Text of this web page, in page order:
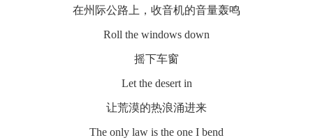
在州际公路上，收音机的音量轰鸣
Roll the windows down
摇下车窗
Let the desert in
让荒漠的热浪涌进来
The only law is the one I bend